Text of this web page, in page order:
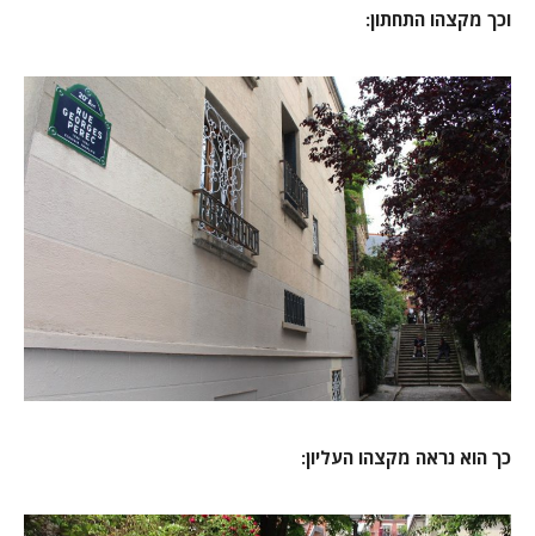
וכך מקצהו התחתון:
כך הוא נראה מקצהו העליון: